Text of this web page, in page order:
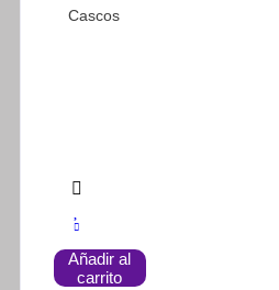
Cascos
Añadir al
carrito